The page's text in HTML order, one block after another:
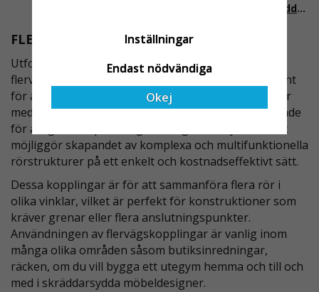
ändring på. Från och med
2025 träder nya
föreskrifter i kraft i
Sverige gällande
rullställningar, med s
central roll. Dessa
att ge säker och stabil
tillgång till olika
arbetsnivåer, samtidigt
som de är anpassningsbar
Läs mer om skräddarsydda accesslösningar!
FLERVÄGSKOPPLINGARFÖR KEY CLAMPS
Utforska vårt omfattande sortiment av
flervägskopplingar, som är en nödvändig komponent
för att bygga flexibla och robusta rörkonstruktioner
med key clamps. Våra flervägskopplingar är designade
för att ge en anpassningsförmåga och styrka, vilket
möjliggör skapandet av komplexa och multifunktionella
rörstrukturer på ett enkelt och kostnadseffektivt sätt.
Dessa kopplingar är för att sammanföra flera rör i
olika vinklar, vilket är perfekt för konstruktioner som
kräver grenar eller flera anslutningspunkter.
Användningen av flervägskopplingar är vanlig inom
många olika områden såsom butiksinredningar,
räcken, om du vill bygga ett utegym hemma och till och
med i skräddarsydda möbeldesigner.
Inställningar
Endast nödvändiga
Okej